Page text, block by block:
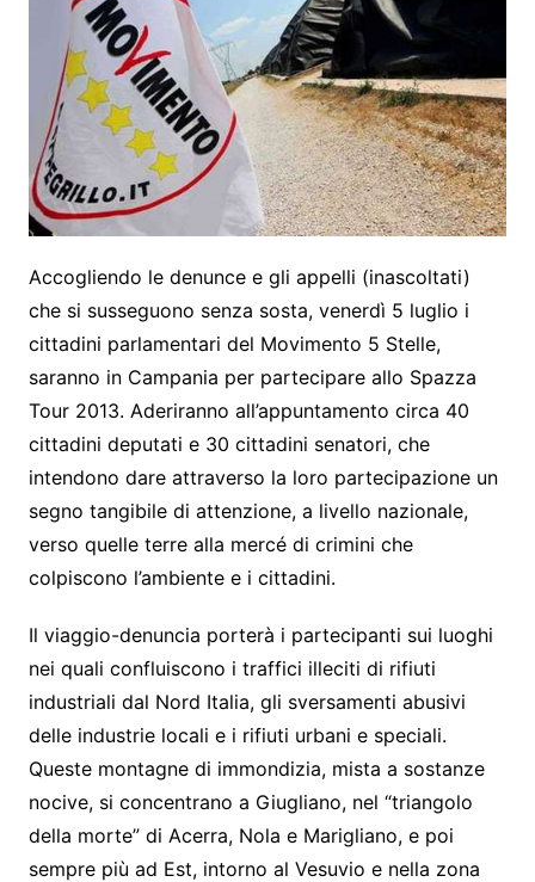
Accogliendo le denunce e gli appelli (inascoltati)
che si susseguono senza sosta, venerdì 5 luglio i
cittadini parlamentari del Movimento 5 Stelle,
saranno in Campania per partecipare allo Spazza
Tour 2013. Aderiranno all’appuntamento circa 40
cittadini deputati e 30 cittadini senatori, che
intendono dare attraverso la loro partecipazione un
segno tangibile di attenzione, a livello nazionale,
verso quelle terre alla mercé di crimini che
colpiscono l’ambiente e i cittadini.
Il viaggio-denuncia porterà i partecipanti sui luoghi
nei quali confluiscono i traffici illeciti di rifiuti
industriali dal Nord Italia, gli sversamenti abusivi
delle industrie locali e i rifiuti urbani e speciali.
Queste montagne di immondizia, mista a sostanze
nocive, si concentrano a Giugliano, nel “triangolo
della morte” di Acerra, Nola e Marigliano, e poi
sempre più ad Est, intorno al Vesuvio e nella zona